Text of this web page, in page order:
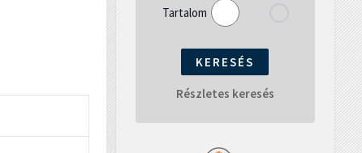
Tartalom
Részletes keresés